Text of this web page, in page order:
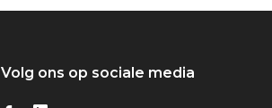
Volg ons op sociale media